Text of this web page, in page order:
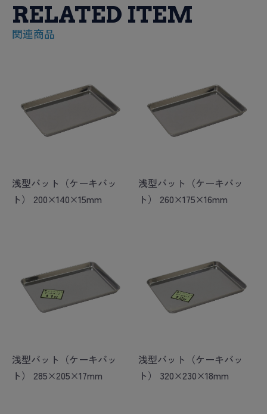
RELATED ITEM
関連商品
浅型バット（ケーキバッ
ト） 200×140×15mm
浅型バット（ケーキバッ
ト） 260×175×16mm
浅型バット（ケーキバッ
ト） 285×205×17mm
浅型バット（ケーキバッ
ト） 320×230×18mm